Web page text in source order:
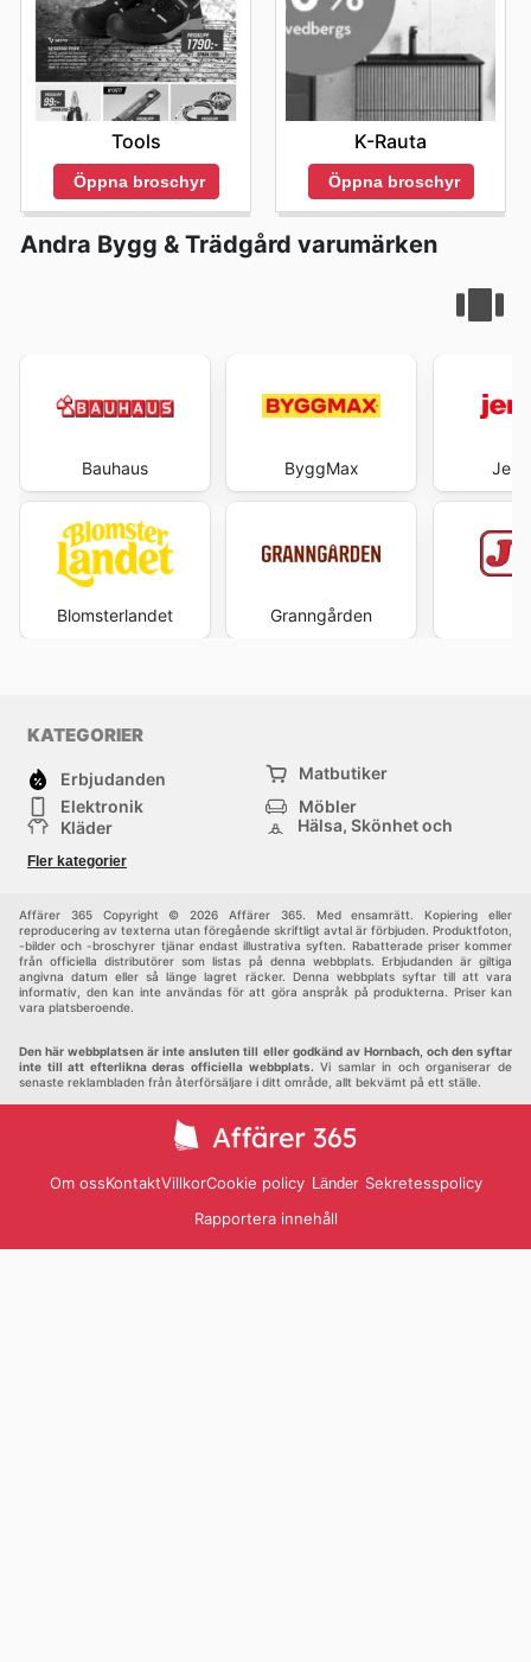
Tools
Öppna broschyr
K-Rauta
Öppna broschyr
Andra Bygg & Trädgård varumärken
Bauhaus
Blomsterlandet
ByggMax
Granngården
Jem
KATEGORIER
Erbjudanden
Matbutiker
Elektronik
Möbler
Kläder
Hälsa, Skönhet och
Bygg & Trädgård
Fler kategorier
Affärer 365 Copyright © 2026 Affärer 365. Med ensamrätt. Kopiering eller
reproducering av texterna utan föregående skriftligt avtal är förbjuden. Produktfoton,
-bilder och -broschyrer tjänar endast illustrativa syften. Rabatterade priser kommer
från officiella distributörer som listas på denna webbplats. Erbjudanden är giltiga
angivna datum eller så länge lagret räcker. Denna webbplats syftar till att vara
informativ, den kan inte användas för att göra anspråk på produkterna. Priser kan
vara platsberoende.
Den här webbplatsen är inte ansluten till eller godkänd av Hornbach, och den syftar
inte till att efterlikna deras officiella webbplats. Vi samlar in och organiserar de
senaste reklambladen från återförsäljare i ditt område, allt bekvämt på ett ställe.
Om ossKontaktVillkorCookie policy Länder Sekretesspolicy
Rapportera innehåll